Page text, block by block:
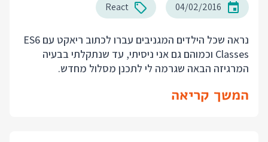
04/02/2016
React
נראה שכל הילדים המגניבים עברו לכתוב ריאקט עם ES6
Classes וכמוהם גם אני ניסיתי, עד שנתקלתי בבעיה
המרגיזה הבאה שגרמה לי לתכנן מסלול מחדש.
המשך קריאה